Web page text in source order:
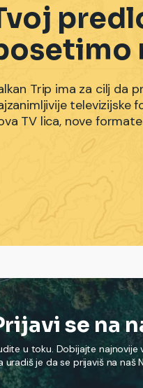
Trip ima za cilj da
televizijske
TV lica, nove
se na
u toku. Dobijajte
uradiš je da se prijaviš na naš